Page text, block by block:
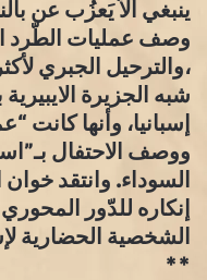
ينبغي ألاّ يَعزُب عن
وصف عمليات الطّرد
شبه الجزيرة
إسبانيا، وأنها
ووصف الاحتفال
السوداء. وانتقد
إنكاره للدّور
الشخصية الحضارية
**